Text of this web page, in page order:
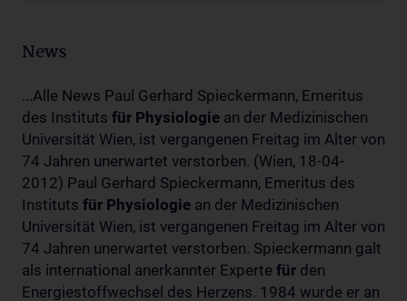
News
...Alle News Paul Gerhard Spieckermann, Emeritus
des Instituts für Physiologie an der Medizinischen
Universität Wien, ist vergangenen Freitag im Alter von
74 Jahren unerwartet verstorben. (Wien, 18-04-
2012) Paul Gerhard Spieckermann, Emeritus des
Instituts für Physiologie an der Medizinischen
Universität Wien, ist vergangenen Freitag im Alter von
74 Jahren unerwartet verstorben. Spieckermann galt
als international anerkannter Experte für den
Energiestoffwechsel des Herzens. 1984 wurde er an